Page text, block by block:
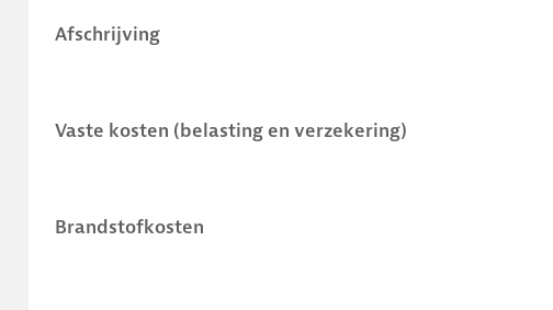
Afschrijving
Vaste kosten (belasting en verzekering)
Brandstofkosten